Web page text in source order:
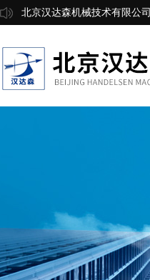
北京汉达森机械技术有限公司